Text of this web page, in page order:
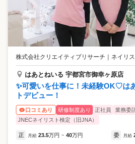
株式会社クリエイティブリサーチ ネイリ
はあとねいる 宇都宮市御幸ヶ原店
✨可愛いを仕事に！未経験OK♡は
トデビュー！
口コミあり 研修制度あり 正社員 業務委
JNECネイリスト検定（旧JNA）
正 月給 23.5万円 ~ 40万円 委 月給